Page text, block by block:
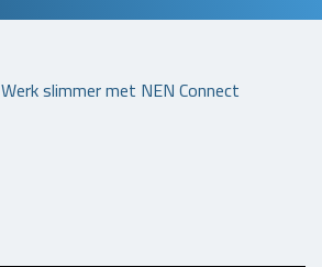
Werk slimmer met NEN Connect